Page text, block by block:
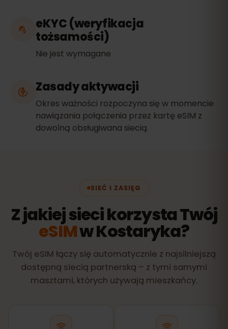
eKYC (weryfikacja
tożsamości)
Nie jest wymagane
Zasady aktywacji
Okres ważności rozpoczyna się w momencie
nawiązania połączenia przez kartę eSIM z
dowolną obsługiwana siecią.
SIEĆ I ZASIĘG
Z jakiej sieci korzysta Twój
eSIMw Kostaryka?
Twój eSIM łączy się automatycznie z najsilniejszą
dostępną siecią partnerską – z tymi samymi
masztami, których używają mieszkańcy.